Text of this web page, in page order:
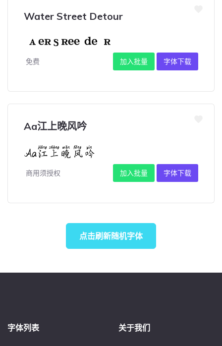
Water Street Detour
免费 加入批量 字体下载
Aa江上晚风吟
商用须授权 加入批量 字体下载
点击刷新随机字体
字体列表 关于我们